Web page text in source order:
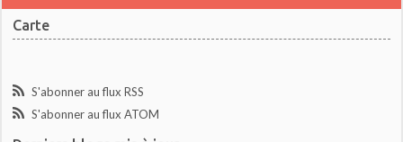
Carte
S'abonner au flux RSS
S'abonner au flux ATOM